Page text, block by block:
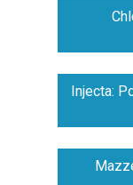
Injecta: